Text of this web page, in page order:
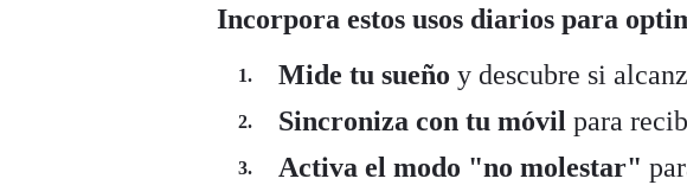
Incorpora estos usos diarios para
Mide tu sueño y descubre si
Sincroniza con tu móvil para
Activa el modo "no molestar"